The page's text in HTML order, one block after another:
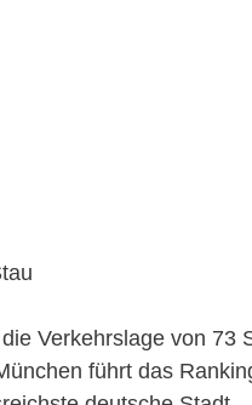
Verkehrslage von 73
führt das